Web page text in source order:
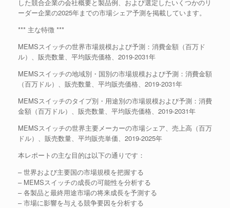
した競合企業の会社概要と製品例、および選定したいくつかのリ
ーダー企業の2025年までの市場シェア予測を掲載しています。
*** 主な特徴 ***
MEMSスイッチの世界市場規模および予測：消費金額（百万ド
ル）、販売数量、平均販売価格、2019-2031年
MEMSスイッチの地域別・国別の市場規模および予測：消費金額
（百万ドル）、販売数量、平均販売価格、2019-2031年
MEMSスイッチのタイプ別・用途別の市場規模および予測：消費
金額（百万ドル）、販売数量、平均販売価格、2019-2031年
MEMSスイッチの世界主要メーカーの市場シェア、売上高（百万
ドル）、販売数量、平均販売単価、2019-2025年
本レポートの主な目的は以下の通りです：
– 世界および主要国の市場規模を把握する
– MEMSスイッチの成長の可能性を分析する
– 各製品と最終用途市場の将来成長を予測する
– 市場に影響を与える競争要因を分析する